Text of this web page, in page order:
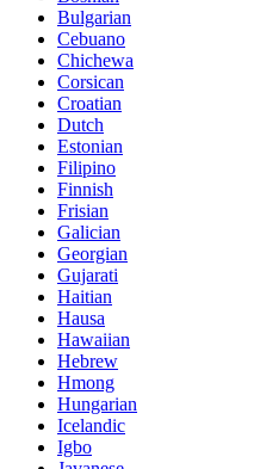
Bulgarian
Cebuano
Chichewa
Corsican
Croatian
Dutch
Estonian
Filipino
Finnish
Frisian
Galician
Georgian
Gujarati
Haitian
Hausa
Hawaiian
Hebrew
Hmong
Hungarian
Icelandic
Igbo